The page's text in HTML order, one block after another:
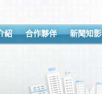
紹 合作夥伴 新聞知影